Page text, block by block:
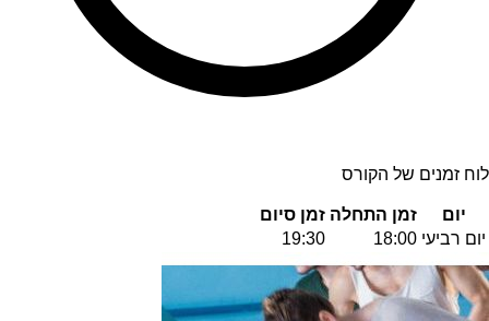
לוח זמנים של הקורס
יום זמן התחלה זמן סיום
יום רביעי 18:00
19:30